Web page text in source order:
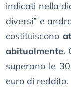
indicati nella
diversi” e
costituiscono
abitualmente.
superano le
euro di reddito.